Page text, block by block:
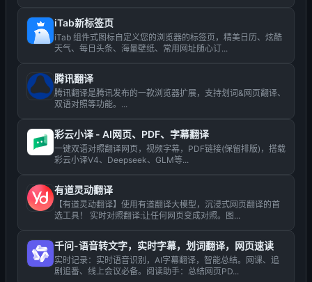
iTab新标签页
iTab 组件式图标自定义您的浏览器的标签页，精美日历、炫酷
天气、每日头条、海量壁纸、常用网址随心订...
腾讯翻译
腾讯翻译是腾讯发布的一款浏览器扩展，支持划词&网页翻译、
双语对照等功能。...
彩云小译 - AI网页、PDF、字幕翻译
一键双语对照翻译网页，视频字幕，PDF链接(保留排版)，搭载
彩云小译V4、Deepseek、GLM等...
有道灵动翻译
【有道灵动翻译】使用有道翻译大模型，沉浸式网页翻译的首
选工具！ 实时对照翻译:让任何网页变成对照。图...
千问-语音转文字，实时字幕，划词翻译，网页速读
实时记录：实时语音识别，AI字幕翻译，智能总结。网课、追
剧追番、线上会议必备。阅读助手：总结网页PD...